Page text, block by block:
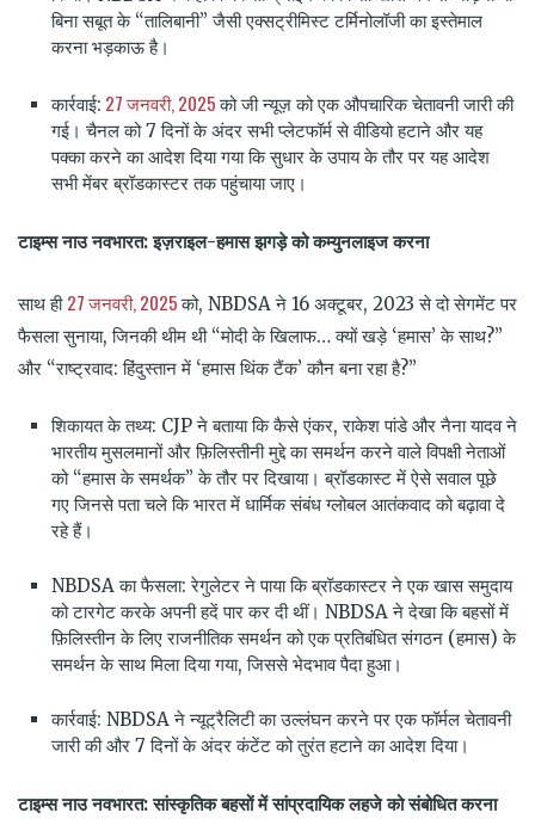
बिना सबूत के “तालिबानी” जैसी एक्सट्रीमिस्ट टर्मिनोलॉजी का इस्तेमाल
करना भड़काऊ है।
कार्रवाई: 27 जनवरी, 2025को जी न्यूज़ को एक औपचारिक चेतावनी जारी की
गई। चैनल को 7 दिनों के अंदर सभी प्लेटफॉर्म से वीडियो हटाने और यह
पक्का करने का आदेश दिया गया कि सुधार के उपाय के तौर पर यह आदेश
सभी मेंबर ब्रॉडकास्टर तक पहुंचाया जाए।
टाइम्स नाउ नवभारत: इज़राइल-हमास झगड़े को कम्युनलाइज करना
साथ ही 27 जनवरी, 2025को, NBDSA ने 16 अक्टूबर, 2023 से दो सेगमेंट पर
फैसला सुनाया, जिनकी थीम थी “मोदी के खिलाफ… क्यों खड़े ‘हमास’ के साथ?”
और “राष्ट्रवाद: हिंदुस्तान में ‘हमास थिंक टैंक’ कौन बना रहा है?”
शिकायत के तथ्य: CJP ने बताया कि कैसे एंकर, राकेश पांडे और नैना यादव ने
भारतीय मुसलमानों और फ़िलिस्तीनी मुद्दे का समर्थन करने वाले विपक्षी नेताओं
को “हमास के समर्थक” के तौर पर दिखाया। ब्रॉडकास्ट में ऐसे सवाल पूछे
गए जिनसे पता चले कि भारत में धार्मिक संबंध ग्लोबल आतंकवाद को बढ़ावा दे
रहे हैं।
NBDSA का फैसला: रेगुलेटर ने पाया कि ब्रॉडकास्टर ने एक खास समुदाय
को टारगेट करके अपनी हदें पार कर दी थीं। NBDSA ने देखा कि बहसों में
फ़िलिस्तीन के लिए राजनीतिक समर्थन को एक प्रतिबंधित संगठन (हमास) के
समर्थन के साथ मिला दिया गया, जिससे भेदभाव पैदा हुआ।
कार्रवाई: NBDSA ने न्यूट्रैलिटी का उल्लंघन करने पर एक फॉर्मल चेतावनी
जारी की और 7 दिनों के अंदर कंटेंट को तुरंत हटाने का आदेश दिया।
टाइम्स नाउ नवभारत: सांस्कृतिक बहसों में सांप्रदायिक लहजे को संबोधित करना